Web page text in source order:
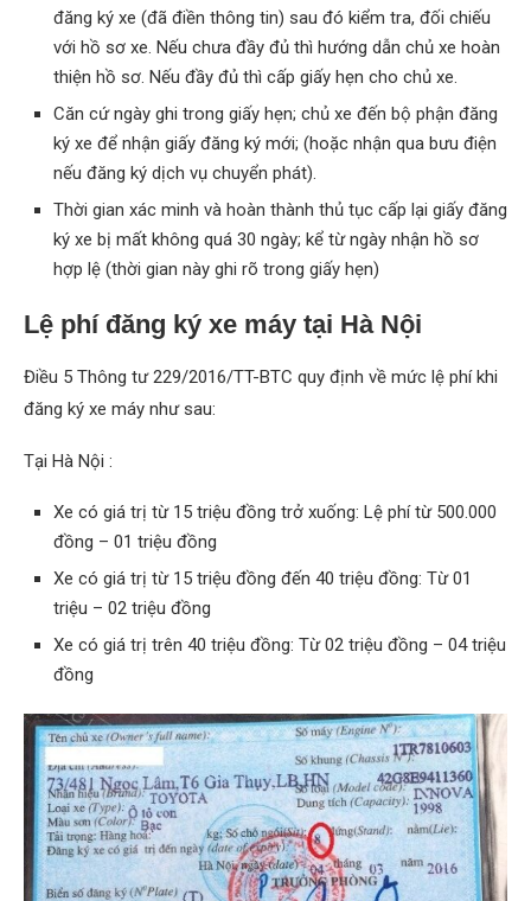
đăng ký xe (đã điền thông tin) sau đó kiểm tra, đối chiếu
với hồ sơ xe. Nếu chưa đầy đủ thì hướng dẫn chủ xe hoàn
thiện hồ sơ. Nếu đầy đủ thì cấp giấy hẹn cho chủ xe.
Căn cứ ngày ghi trong giấy hẹn; chủ xe đến bộ phận đăng
ký xe để nhận giấy đăng ký mới; (hoặc nhận qua bưu điện
nếu đăng ký dịch vụ chuyển phát).
Thời gian xác minh và hoàn thành thủ tục cấp lại giấy đăng
ký xe bị mất không quá 30 ngày; kể từ ngày nhận hồ sơ
hợp lệ (thời gian này ghi rõ trong giấy hẹn)
Lệ phí đăng ký xe máy tại Hà Nội
Điều 5 Thông tư 229/2016/TT-BTC quy định về mức lệ phí khi
đăng ký xe máy như sau:
Tại Hà Nội :
Xe có giá trị từ 15 triệu đồng trở xuống: Lệ phí từ 500.000
đồng – 01 triệu đồng
Xe có giá trị từ 15 triệu đồng đến 40 triệu đồng: Từ 01
triệu – 02 triệu đồng
Xe có giá trị trên 40 triệu đồng: Từ 02 triệu đồng – 04 triệu
đồng